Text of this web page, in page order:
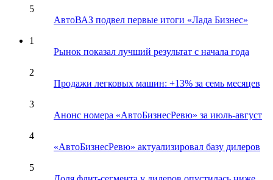
5
АвтоВАЗ подвел первые итоги «Лада Бизнес»
1
Рынок показал лучший результат с начала года
2
Продажи легковых машин: +13% за семь месяцев
3
Анонс номера «АвтоБизнесРевю» за июль-август
4
«АвтоБизнесРевю» актуализировал базу дилеров
5